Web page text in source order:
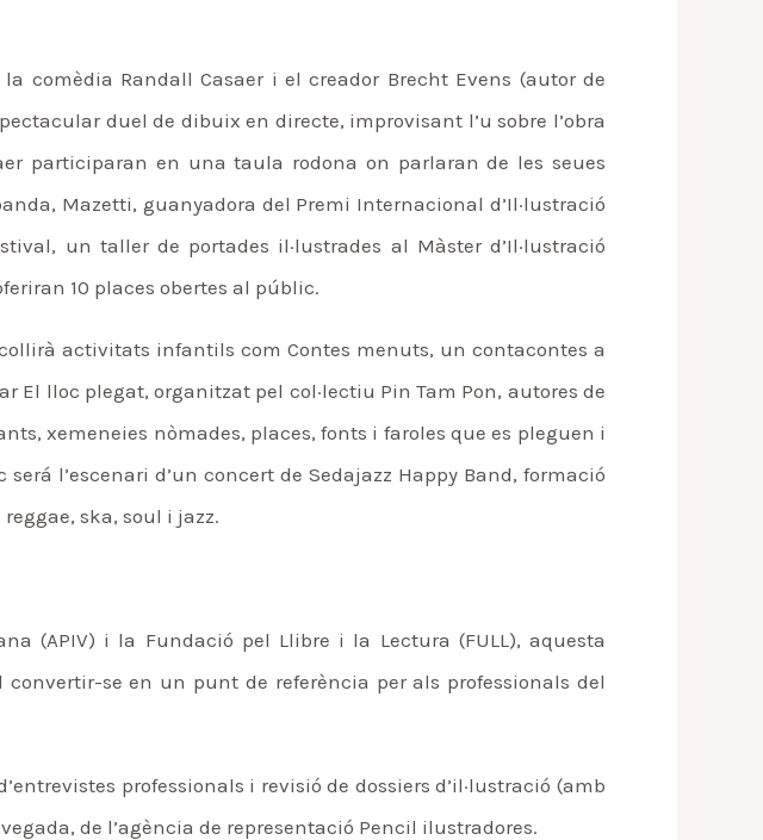
comèdia Randall Casaer i el creador Brecht Evens (autor de
duel de dibuix en directe, improvisant l’u sobre l’obra
participaran en una taula rodona on parlaran de les seues
Mazetti, guanyadora del Premi Internacional d’Il·lustració
un taller de portades il·lustrades al Màster d’Il·lustració
10 places obertes al públic.
activitats infantils com Contes menuts, un contacontes a
El lloc plegat, organitzat pel col·lectiu Pin Tam Pon, autores de
xemeneies nòmades, places, fonts i faroles que es pleguen i
l’escenari d’un concert de Sedajazz Happy Band, formació
ska, soul i jazz.
(APIV) i la Fundació pel Llibre i la Lectura (FULL), aquesta
se en un punt de referència per als professionals del
professionals i revisió de dossiers d’il·lustració (amb
de l’agència de representació Pencil ilustradores.